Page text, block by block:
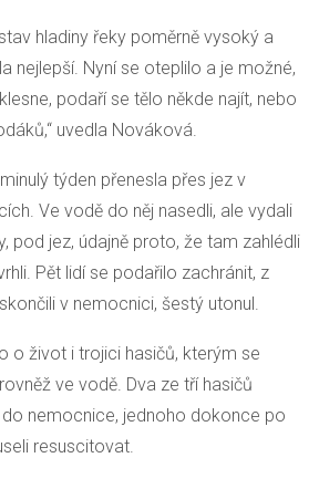
hladiny řeky poměrně vysoký a
nejlepší. Nyní se oteplilo a je možné,
podaří se tělo někde najít, nebo
uvedla Nováková.
týden přenesla přes jez v
Ve vodě do něj nasedli, ale vydali
pod jez, údajně proto, že tam zahlédli
Pět lidí se podařilo zachránit, z
v nemocnici, šestý utonul.
o život i trojici hasičů, kterým se
ve vodě. Dva ze tří hasičů
nemocnice, jednoho dokonce po
resuscitovat.